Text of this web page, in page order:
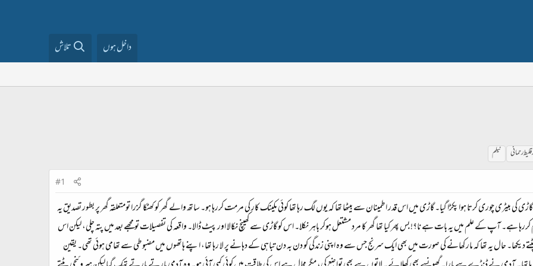
داخل ہوں تلاش
رحمانی نیلم
#1
چوری کرتا ہوا پکڑا گیا۔ گاڑی میں اس قدر اطمینان سے بیٹھا تھا کہ یوں لگ رہا تھا کوئی مکینک کار کی مرمت کررہا ہو۔ ساتھ والے گھر کو کھٹکا گزرا تومتعلقہ گھر پر بطور تصدیق یہ
ہے۔ آپ کے علم میں یہ بات ہے نا؟! بس پھر کیا تھا گھر کا مرد مشتعل ہوکر باہر نکلا۔ اس کو گاڑی سے کھینچ نکالا اور پیٹ ڈالا۔ واقعہ کی تفصیلات تو مجھے بعد میں پتہ چلی، لیکن اس
حال یہ تھا کہ مار کھانے کی صورت میں بھی ایک سرنج جس سے وہ اپنی زندگی کو دن بہ دن تباہی کے دہانے پر لا رہا تھا، اپنے ہاتھوں میں مضبوطی سے تھامی ہوئی تھی۔ یقین